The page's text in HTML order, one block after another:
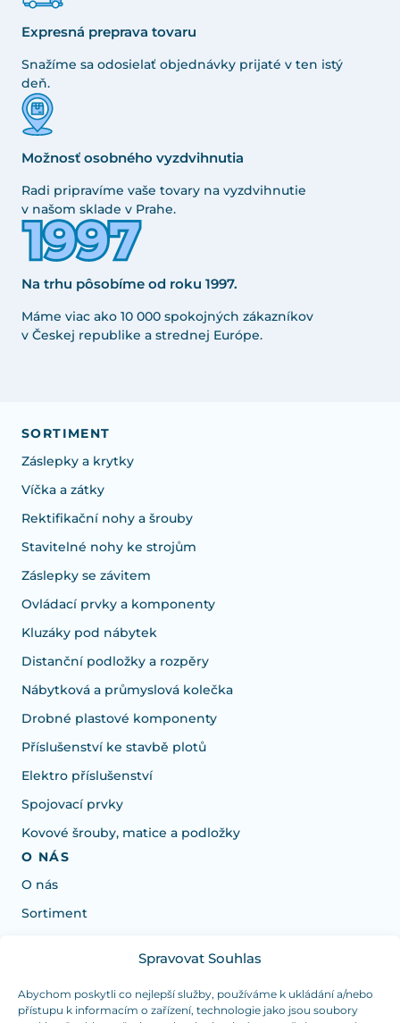
Spravovat Souhlas
Abychom poskytli co nejlepší služby, používáme k ukládání a/nebo
přístupu k informacím o zařízení, technologie jako jsou soubory
Expresná preprava tovaru
Snažíme sa odosielať objednávky prijaté v ten istý
deň.
Možnosť osobného vyzdvihnutia
Radi pripravíme vaše tovary na vyzdvihnutie
v našom sklade v Prahe.
Na trhu pôsobíme od roku 1997.
Máme viac ako 10 000 spokojných zákazníkov
v Českej republike a strednej Európe.
SORTIMENT
Záslepky a krytky
Víčka a zátky
Rektifikační nohy a šrouby
Stavitelné nohy ke strojům
Záslepky se závitem
Ovládací prvky a komponenty
Kluzáky pod nábytek
Distanční podložky a rozpěry
Nábytková a průmyslová kolečka
Drobné plastové komponenty
Příslušenství ke stavbě plotů
Elektro příslušenství
Spojovací prvky
Kovové šrouby, matice a podložky
O NÁS
O nás
Sortiment
Potrebujete poradiť s výberom?
Sme tu pre vás Pondelok-Štvrtok od: 7:30 - 15:30 hod
a Piatok od 7:30 - 14:30 hod